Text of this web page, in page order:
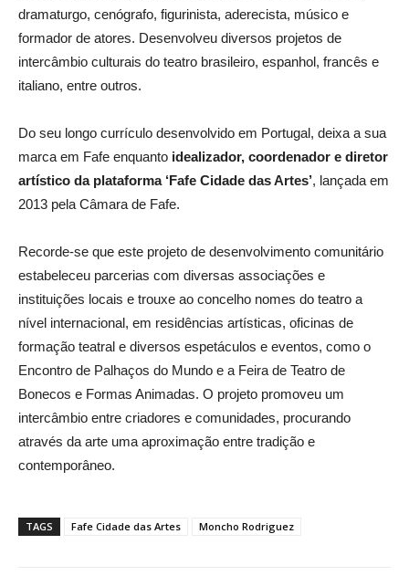
dramaturgo, cenógrafo, figurinista, aderecista, músico e
formador de atores. Desenvolveu diversos projetos de
intercâmbio culturais do teatro brasileiro, espanhol, francês e
italiano, entre outros.
Do seu longo currículo desenvolvido em Portugal, deixa a sua
marca em Fafe enquanto idealizador, coordenador e diretor
artístico da plataforma ‘Fafe Cidade das Artes’, lançada em
2013 pela Câmara de Fafe.
Recorde-se que este projeto de desenvolvimento comunitário
estabeleceu parcerias com diversas associações e
instituições locais e trouxe ao concelho nomes do teatro a
nível internacional, em residências artísticas, oficinas de
formação teatral e diversos espetáculos e eventos, como o
Encontro de Palhaços do Mundo e a Feira de Teatro de
Bonecos e Formas Animadas. O projeto promoveu um
intercâmbio entre criadores e comunidades, procurando
através da arte uma aproximação entre tradição e
contemporâneo.
TAGS Fafe Cidade das Artes Moncho Rodriguez